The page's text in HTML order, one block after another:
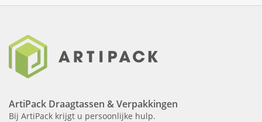
ArtiPack Draagtassen & Verpakkingen
Bij ArtiPack krijgt u persoonlijke hulp.